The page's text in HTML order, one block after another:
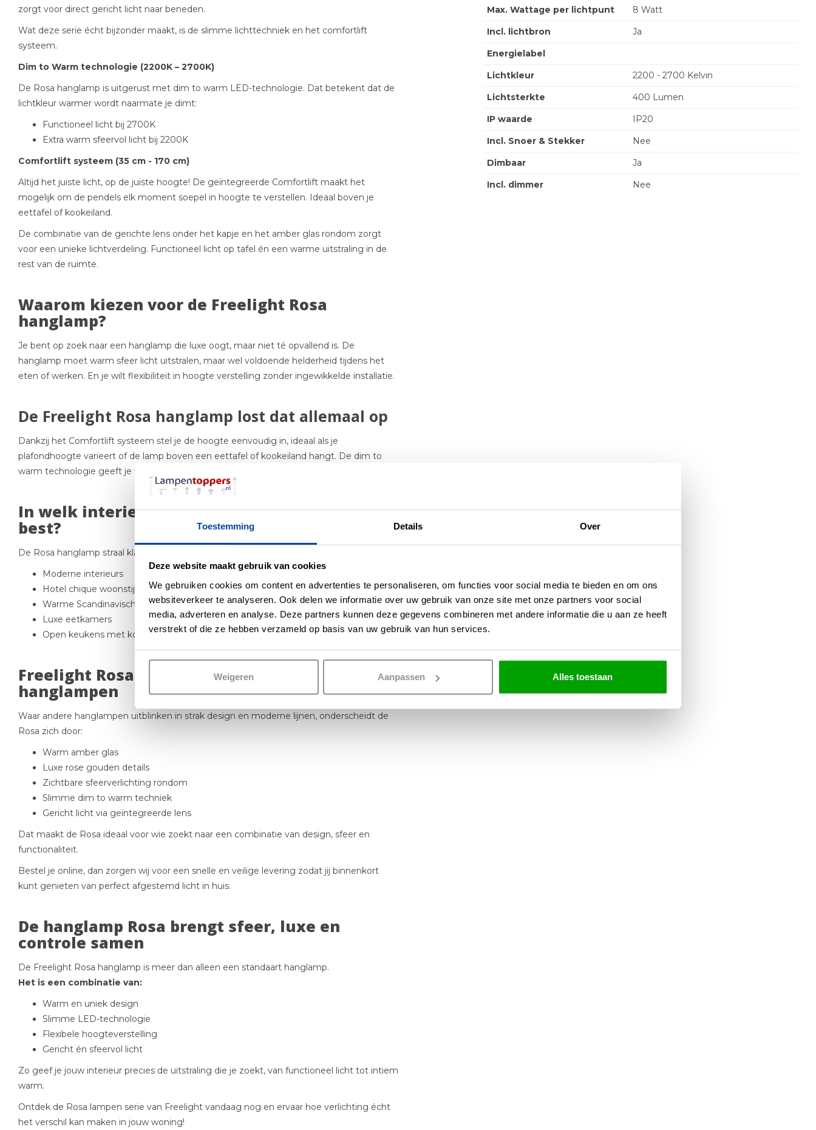
Toestemming Details Over
Deze website maakt gebruik van cookies
We gebruiken cookies om content en advertenties te personaliseren, om functies voor social media te bieden en om ons
websiteverkeer te analyseren. Ook delen we informatie over uw gebruik van onze site met onze partners voor social
media, adverteren en analyse. Deze partners kunnen deze gegevens combineren met andere informatie die u aan ze heeft
verstrekt of die ze hebben verzameld op basis van uw gebruik van hun services.
Weigeren Aanpassen Alles toestaan
zorgt voor direct gericht licht naar beneden.
Wat deze serie écht bijzonder maakt, is de slimme lichttechniek en het comfortlift
systeem.
Dim to Warm technologie (2200K – 2700K)
De Rosa hanglamp is uitgerust met dim to warm LED-technologie. Dat betekent dat de
lichtkleur warmer wordt naarmate je dimt:
Functioneel licht bij 2700K
Extra warm sfeervol licht bij 2200K
Comfortlift systeem (35 cm - 170 cm)
Altijd het juiste licht, op de juiste hoogte! De geïntegreerde Comfortlift maakt het
mogelijk om de pendels elk moment soepel in hoogte te verstellen. Ideaal boven je
eettafel of kookeiland.
De combinatie van de gerichte lens onder het kapje en het amber glas rondom zorgt
voor een unieke lichtverdeling. Functioneel licht op tafel én een warme uitstraling in de
rest van de ruimte.
Waarom kiezen voor de Freelight Rosa
hanglamp?
Je bent op zoek naar een hanglamp die luxe oogt, maar niet té opvallend is. De
hanglamp moet warm sfeer licht uitstralen, maar wel voldoende helderheid tijdens het
eten of werken. En je wilt flexibiliteit in hoogte verstelling zonder ingewikkelde installatie.
De Freelight Rosa hanglamp lost dat allemaal op
Dankzij het Comfortlift systeem stel je de hoogte eenvoudig in, ideaal als je
plafondhoogte varieert of de lamp boven een eettafel of kookeiland hangt. De dim to
warm technologie geeft je volledige controle over de sfeer.
In welk interieur past de Rosa hanglamp het
best?
De Rosa hanglamp straal klasse en luxe uit, deze elegante hanglamp die perfect past in:
Moderne interieurs
Hotel chique woonstijlen
Warme Scandinavische settings
Luxe eetkamers
Open keukens met kookeiland
Freelight Rosa hanglamp versus andere
hanglampen
Waar andere hanglampen uitblinken in strak design en moderne lijnen, onderscheidt de
Rosa zich door:
Warm amber glas
Luxe rose gouden details
Zichtbare sfeerverlichting rondom
Slimme dim to warm techniek
Gericht licht via geïntegreerde lens
Dat maakt de Rosa ideaal voor wie zoekt naar een combinatie van design, sfeer en
functionaliteit.
Bestel je online, dan zorgen wij voor een snelle en veilige levering zodat jij binnenkort
kunt genieten van perfect afgestemd licht in huis.
De hanglamp Rosa brengt sfeer, luxe en
controle samen
De Freelight Rosa hanglamp is meer dan alleen een standaart hanglamp.
Het is een combinatie van:
Warm en uniek design
Slimme LED-technologie
Flexibele hoogteverstelling
Gericht én sfeervol licht
Zo geef je jouw interieur precies de uitstraling die je zoekt, van functioneel licht tot intiem
warm.
Ontdek de Rosa lampen serie van Freelight vandaag nog en ervaar hoe verlichting écht
het verschil kan maken in jouw woning!
Max. Wattage per lichtpunt
8 Watt
Incl. lichtbron
Ja
Energielabel
Lichtkleur
2200 - 2700 Kelvin
Lichtsterkte
400 Lumen
IP waarde
IP20
Incl. Snoer & Stekker
Nee
Dimbaar
Ja
Incl. dimmer
Nee